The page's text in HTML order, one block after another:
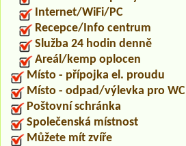
Internet/WiFi/PC
Recepce/Info centrum
Služba 24 hodin denně
Areál/kemp oplocen
Místo - přípojka el. proudu
Místo - odpad/výlevka pro WC
Poštovní schránka
Společenská místnost
Můžete mít zvíře